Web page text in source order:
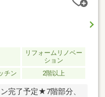
リフォームリノベー
ション
チン 2階以上
完了予定★7階部分、